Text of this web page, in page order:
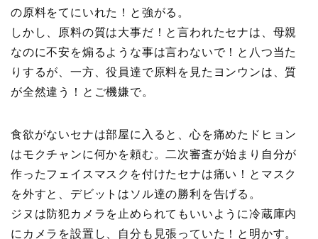
の原料をてにいれた！と強がる。
しかし、原料の質は大事だ！と言われたセナは、母親
なのに不安を煽るような事は言わないで！と八つ当た
りするが、一方、役員達で原料を見たヨンウンは、質
が全然違う！とご機嫌で。
食欲がないセナは部屋に入ると、心を痛めたドヒョン
はモクチャンに何かを頼む。二次審査が始まり自分が
作ったフェイスマスクを付けたセナは痛い！とマスク
を外すと、デビットはソル達の勝利を告げる。
ジヌは防犯カメラを止められてもいいように冷蔵庫内
にカメラを設置し、自分も見張っていた！と明かす。